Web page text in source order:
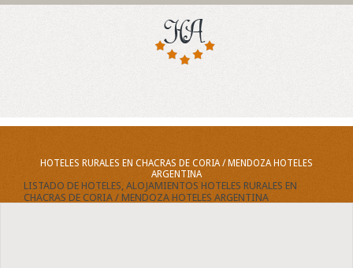
HOTELES RURALES EN CHACRAS DE CORIA / MENDOZA HOTELES
ARGENTINA
LISTADO DE HOTELES, ALOJAMIENTOS HOTELES RURALES EN
CHACRAS DE CORIA / MENDOZA HOTELES ARGENTINA